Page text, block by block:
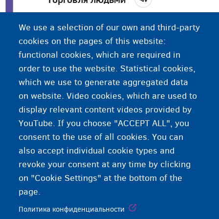
Тоговля людьми, которую часто считают
современной формой рабства, подразумевает
эксплуатацию людей в различных сферах. Это и
сексуальная эксплуатация (часто в форме
проституции), и экономическая эксплуатация
(работа)
We use a selection of our own and third-party
cookies on the pages of this website:
functional cookies, which are required in
order to use the website. Statistical cookies,
which we use to generate aggregated data
on website. Video cookies, which are used to
display relevant content videos provided by
YouTube. If you choose "ACCEPT ALL", you
consent to the use of all cookies. You can
also accept individual cookie types and
revoke your consent at any time by clicking
on "Cookie Settings" at the bottom of the
page.
Политика конфиденциальности